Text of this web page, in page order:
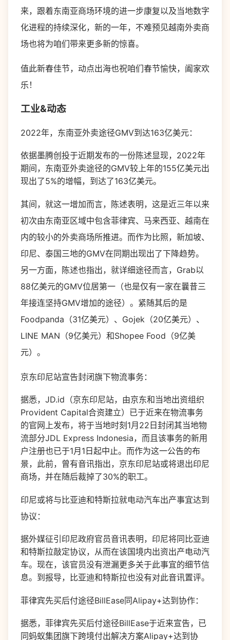
来，跟着东南亚商场环境的进一步康复以及当地数字
化进程的持续深化，新的一年，不难预见越南外卖商
场也将为咱们带来更多新的惊喜。
值此新春佳节，动点出海也祝咱们春节愉快，阖家欢
乐！
工业&动态
2022年，东南亚外卖途径GMV到达163亿美元：
依据墨腾创投于近期发布的一份陈述显现，2022年
期间，东南亚外卖途径的GMV较上年的155亿美元出
现出了5%的增幅，到达了163亿美元。
其间，就这一增加而言，陈述表明，这是近三年以来
初次由东南亚区域中包含菲律宾、马来西亚、越南在
内的较小的外卖商场所推进。而作为比照，新加坡、
印尼、泰国三地的GMV在同期出现出了下降趋势。
另一方面，陈述也指出，就详细途径而言，Grab以
88亿美元的GMV位居第一（也是仅有一家在曩昔三
年接连坚持GMV增加的途径）。紧随其后的是
Foodpanda（31亿美元）、Gojek（20亿美元）、
LINE MAN（9亿美元）和Shopee Food（9亿美
元）。
京东印尼站宣告封闭旗下物流事务：
据悉，JD.id（京东印尼站，由京东和当地出资组织
Provident Capital合资建立）已于近来在物流事务
的官网上发布，将于当地时刻1月22日封闭其当地物
流部分JDL Express Indonesia，而且该事务的新用
户注册也已于1月1日起中止。而作为这一公告的布
景，此前，曾有音讯指出，京东印尼站或将退出印尼
商场，并在随后裁掉了30%的职工。
印尼或将与比亚迪和特斯拉就电动汽车出产事宜达到
协议：
据外媒征引印尼政府官员音讯表明，印尼将同比亚迪
和特斯拉敲定协议，从而在该国境内出资出产电动汽
车。现在，该官员没有泄漏更多关于此事宜的细节信
息。到报导，比亚迪和特斯拉也没有对此音讯置评。
菲律宾先买后付途径BillEase同Alipay+达到协作：
据悉，菲律宾先买后付途径BillEase于近来宣告，已
同蚂蚁集团旗下跨境付出解决方案Alipay+达到协